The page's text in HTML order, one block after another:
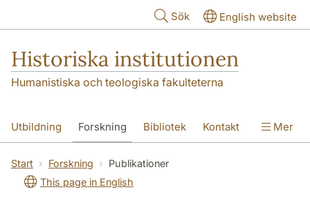
Sök English website
Historiska institutionen
Humanistiska och teologiska fakulteterna
Utbildning Forskning Bibliotek Kontakt
Om institutionen
Mer
Start Forskning
Publikationer
This page in English